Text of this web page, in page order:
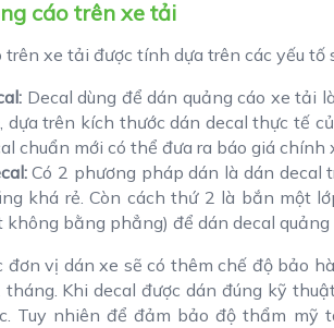
cáo trên xe tải
trên xe tải được tính dựa trên các yếu tố
Decal dùng để dán quảng cáo xe tải
dựa trên kích thước dán decal thực tế
chuẩn mới có thể đưa ra báo giá chính
Có 2 phương pháp dán là dán decal
khá rẻ. Còn cách thứ 2 là bắn một
không bằng phẳng) để dán decal
đơn vị dán xe sẽ có thêm chế độ bảo
Khi decal được dán đúng kỹ
Tuy nhiên để đảm bảo độ thẩm mỹ